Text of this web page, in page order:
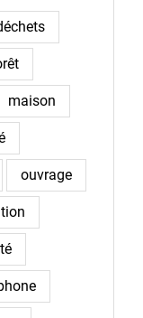
maison
ouvrage